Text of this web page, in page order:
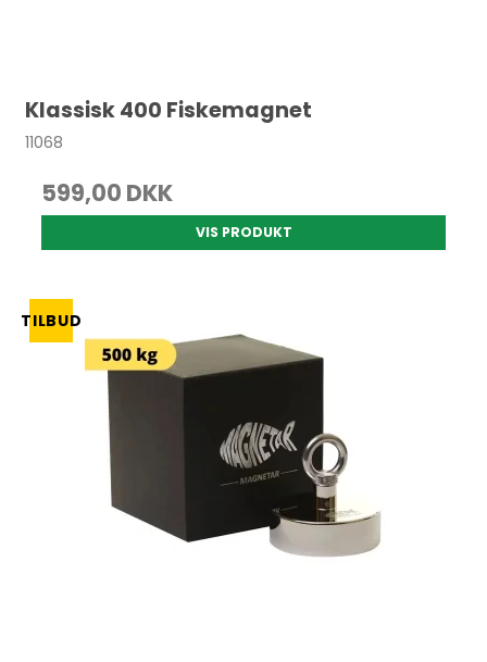
Klassisk 400 Fiskemagnet
11068
599,00 DKK
VIS PRODUKT
TILBUD